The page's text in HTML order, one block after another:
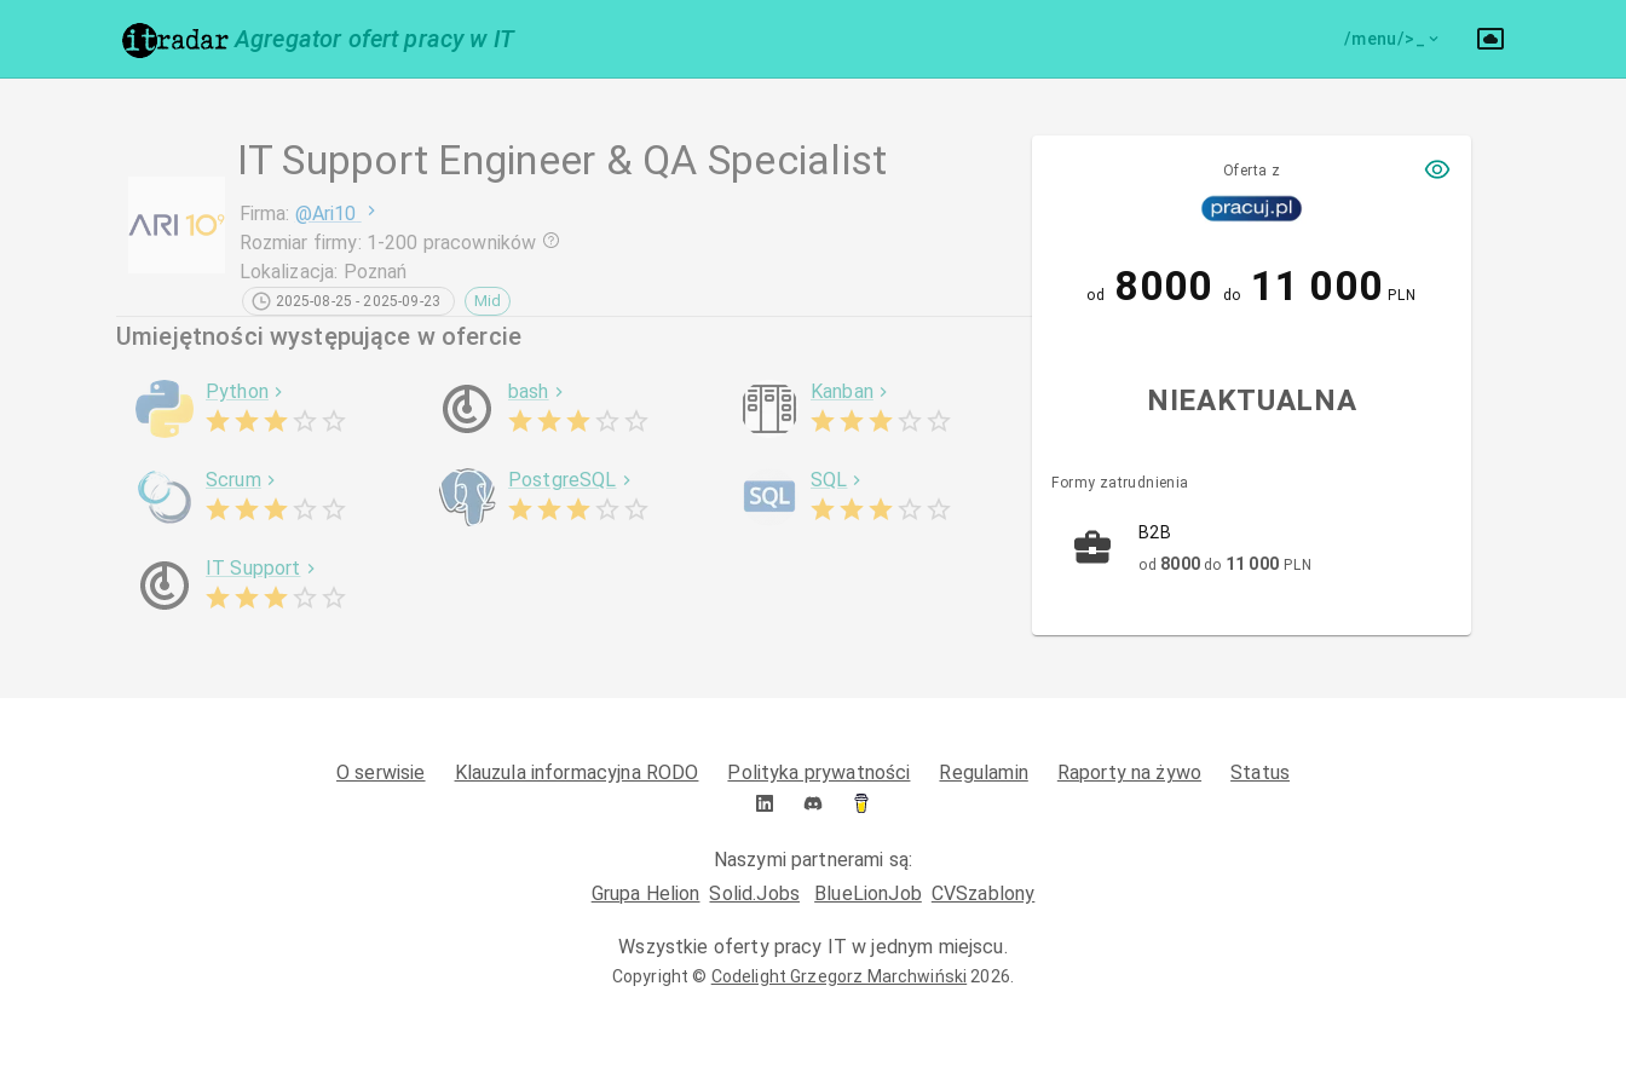
Agregator ofert pracy w IT /menu/>
IT Support Engineer & QA Specialist
Firma: @Ari10
Rozmiar firmy: 1-200 pracowników
Lokalizacja: Poznań
2025-08-25 - 2025-09-23 Mid
Umiejętności występujące w ofercie
Python bash Kanban
Scrum PostgreSQL SQL
IT Support
Oferta z
od 8000 do 11 000 PLN
NIEAKTUALNA
Formy zatrudnienia
B2B
od 8000 do 11 000 PLN
O serwisie Klauzula informacyjna RODO Polityka prywatności Regulamin Raporty na żywo Status
Naszymi partnerami są:
Grupa Helion Solid.Jobs BlueLionJob CVSzablony
Wszystkie oferty pracy IT w jednym miejscu.
Copyright © Codelight Grzegorz Marchwiński 2026